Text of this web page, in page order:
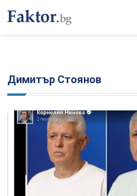
Димитър Стоянов